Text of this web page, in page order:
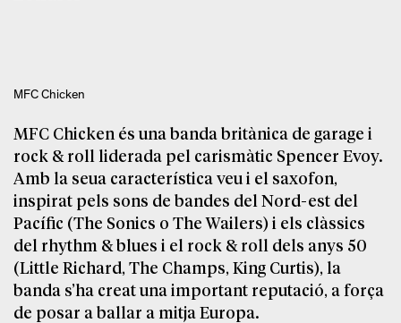
MFC Chicken
MFC Chicken és una banda britànica de garage i
rock & roll liderada pel carismàtic Spencer Evoy.
Amb la seua característica veu i el saxofon,
inspirat pels sons de bandes del Nord-est del
Pacífic (The Sonics o The Wailers) i els clàssics
del rhythm & blues i el rock & roll dels anys 50
(Little Richard, The Champs, King Curtis), la
banda s’ha creat una important reputació, a força
de posar a ballar a mitja Europa.